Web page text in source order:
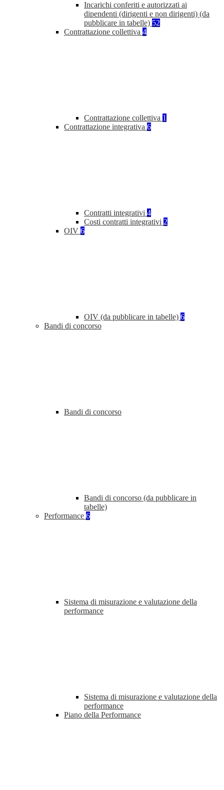
Incarichi conferiti e autorizzati ai
dipendenti (dirigenti e non dirigenti) (da
pubblicare in tabelle) 52
Contrattazione collettiva 4
Contrattazione collettiva 1
Contrattazione integrativa 6
Contratti integrativi 4
Costi contratti integrativi 2
OIV 6
OIV (da pubblicare in tabelle) 6
Bandi di concorso
Bandi di concorso
Bandi di concorso (da pubblicare in
tabelle)
Performance 6
Sistema di misurazione e valutazione della
performance
Sistema di misurazione e valutazione della
performance
Piano della Performance